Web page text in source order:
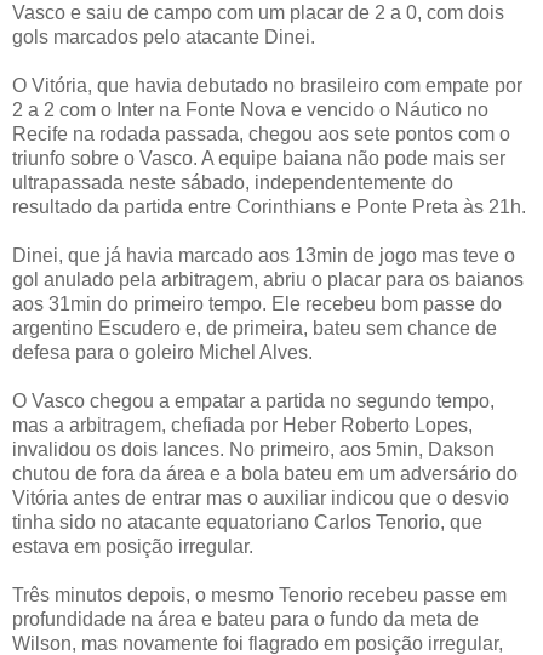
Vasco e saiu de campo com um placar de 2 a 0, com dois
gols marcados pelo atacante Dinei.
O Vitória, que havia debutado no brasileiro com empate por
2 a 2 com o Inter na Fonte Nova e vencido o Náutico no
Recife na rodada passada, chegou aos sete pontos com o
triunfo sobre o Vasco. A equipe baiana não pode mais ser
ultrapassada neste sábado, independentemente do
resultado da partida entre Corinthians e Ponte Preta às 21h.
Dinei, que já havia marcado aos 13min de jogo mas teve o
gol anulado pela arbitragem, abriu o placar para os baianos
aos 31min do primeiro tempo. Ele recebeu bom passe do
argentino Escudero e, de primeira, bateu sem chance de
defesa para o goleiro Michel Alves.
O Vasco chegou a empatar a partida no segundo tempo,
mas a arbitragem, chefiada por Heber Roberto Lopes,
invalidou os dois lances. No primeiro, aos 5min, Dakson
chutou de fora da área e a bola bateu em um adversário do
Vitória antes de entrar mas o auxiliar indicou que o desvio
tinha sido no atacante equatoriano Carlos Tenorio, que
estava em posição irregular.
Três minutos depois, o mesmo Tenorio recebeu passe em
profundidade na área e bateu para o fundo da meta de
Wilson, mas novamente foi flagrado em posição irregular,